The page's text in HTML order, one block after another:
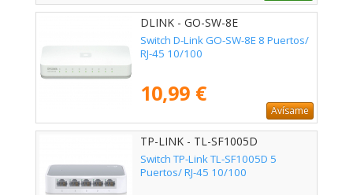
DLINK - GO-SW-8E
Switch D-Link GO-SW-8E 8 Puertos/
RJ-45 10/100
10,99 €
Avísame
TP-LINK - TL-SF1005D
Switch TP-Link TL-SF1005D 5
Puertos/ RJ-45 10/100